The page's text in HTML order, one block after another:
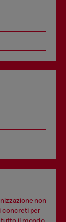
non
concreti per
il mondo.